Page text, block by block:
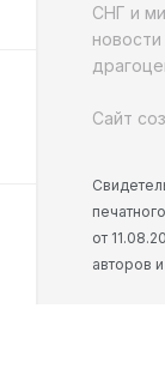
СНГ и
Сайт
от
авторов